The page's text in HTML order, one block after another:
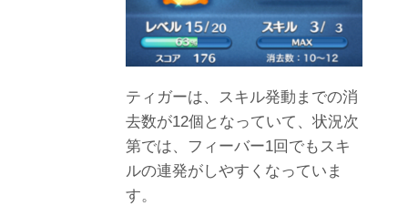
ティガーは、スキル発動までの消
去数が12個となっていて、状況次
第では、フィーバー1回でもスキ
ルの連発がしやすくなっていま
す。